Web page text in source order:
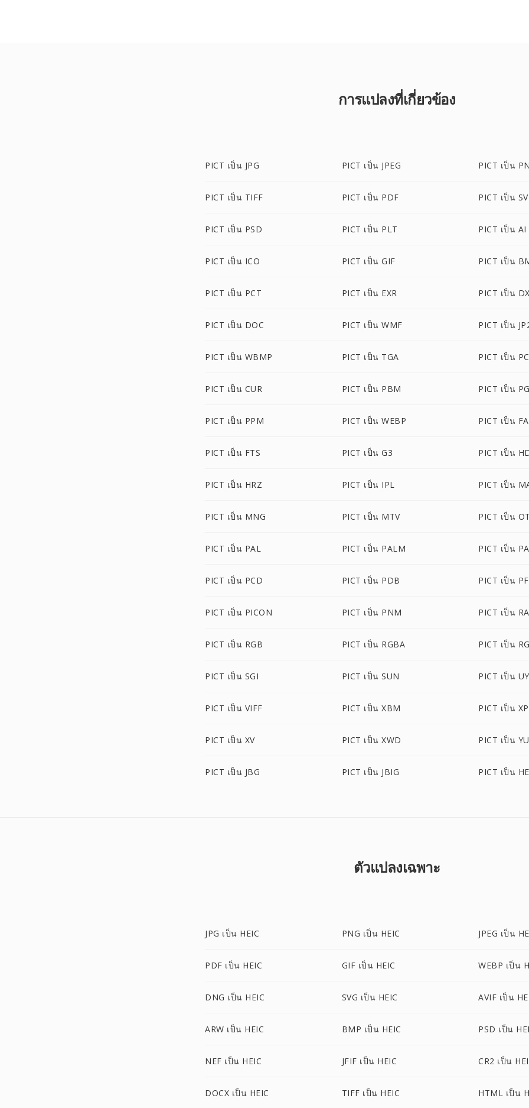
การแปลงที่เกี่ยวข้อง
PICT เป็น JPG PICT เป็น JPEG PICT เป็น
PICT เป็น TIFF PICT เป็น PDF PICT เป็น
PICT เป็น PSD PICT เป็น PLT PICT เป็น AI
PICT เป็น ICO PICT เป็น GIF PICT เป็น
PICT เป็น PCT PICT เป็น EXR PICT เป็น
PICT เป็น DOC PICT เป็น WMF PICT เป็น
PICT เป็น WBMP PICT เป็น TGA PICT เป็น
PICT เป็น CUR PICT เป็น PBM PICT เป็น
PICT เป็น PPM PICT เป็น WEBP PICT เป็น
PICT เป็น FTS PICT เป็น G3 PICT เป็น
PICT เป็น HRZ PICT เป็น IPL PICT เป็น
PICT เป็น MNG PICT เป็น MTV PICT เป็น
PICT เป็น PAL PICT เป็น PALM PICT เป็น
PICT เป็น PCD PICT เป็น PDB PICT เป็น
PICT เป็น PICON PICT เป็น PNM PICT เป็น
PICT เป็น RGB PICT เป็น RGBA PICT เป็น
PICT เป็น SGI PICT เป็น SUN PICT เป็น
PICT เป็น VIFF PICT เป็น XBM PICT เป็น
PICT เป็น XV PICT เป็น XWD PICT เป็น
PICT เป็น JBG PICT เป็น JBIG PICT เป็น
ตัวแปลงเฉพาะ
JPG เป็น HEIC PNG เป็น HEIC JPEG เป็น
PDF เป็น HEIC GIF เป็น HEIC WEBP เป็น
DNG เป็น HEIC SVG เป็น HEIC AVIF เป็น
ARW เป็น HEIC BMP เป็น HEIC PSD เป็น
NEF เป็น HEIC JFIF เป็น HEIC CR2 เป็น
DOCX เป็น HEIC TIFF เป็น HEIC HTML เป็น